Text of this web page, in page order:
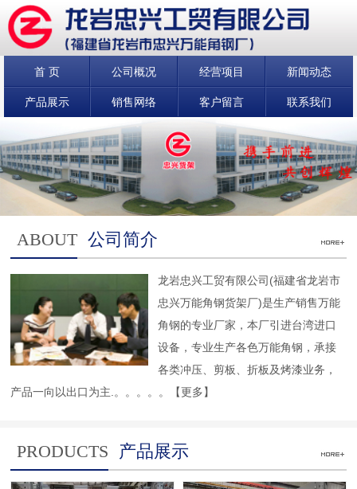
首 页 公司概况 经营项目 新闻动态
产品展示 销售网络 客户留言 联系我们
ABOUT 公司简介
龙岩忠兴工贸有限公司(福建省龙岩市
忠兴万能角钢货架厂)是生产销售万能
角钢的专业厂家，本厂引进台湾进口
设备，专业生产各色万能角钢，承接
各类冲压、剪板、折板及烤漆业务，
产品一向以出口为主.。。。。。
【更多】
PRODUCTS 产品展示